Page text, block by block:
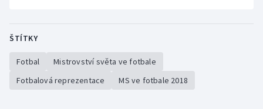
ŠTÍTKY
Fotbal
Mistrovství světa ve fotbale
Fotbalová reprezentace
MS ve fotbale 2018